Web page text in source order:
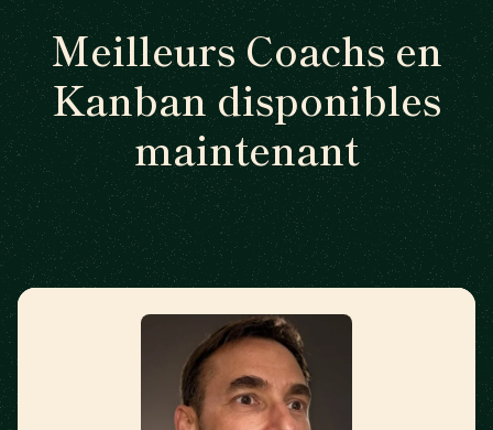
Meilleurs Coachs en
Kanban disponibles
maintenant